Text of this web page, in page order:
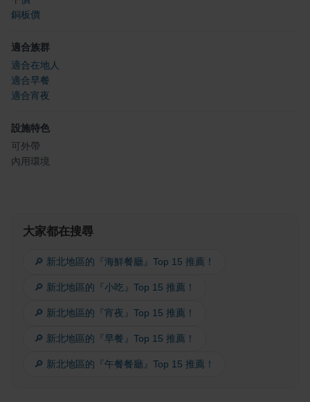
銅板價
適合族群
適合在地人
適合早餐
適合宵夜
設施特色
可外帶
內用環境
大家都在搜尋
🔎 新北地區的『海鮮餐廳』Top 15 推薦！
🔎 新北地區的『小吃』Top 15 推薦！
🔎 新北地區的『宵夜』Top 15 推薦！
🔎 新北地區的『早餐』Top 15 推薦！
🔎 新北地區的『午餐餐廳』Top 15 推薦！